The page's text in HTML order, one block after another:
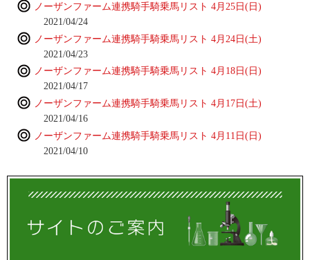
ノーザンファーム連携騎手騎乗馬リスト 4月25日(日)
2021/04/24
ノーザンファーム連携騎手騎乗馬リスト 4月24日(土)
2021/04/23
ノーザンファーム連携騎手騎乗馬リスト 4月18日(日)
2021/04/17
ノーザンファーム連携騎手騎乗馬リスト 4月17日(土)
2021/04/16
ノーザンファーム連携騎手騎乗馬リスト 4月11日(日)
2021/04/10